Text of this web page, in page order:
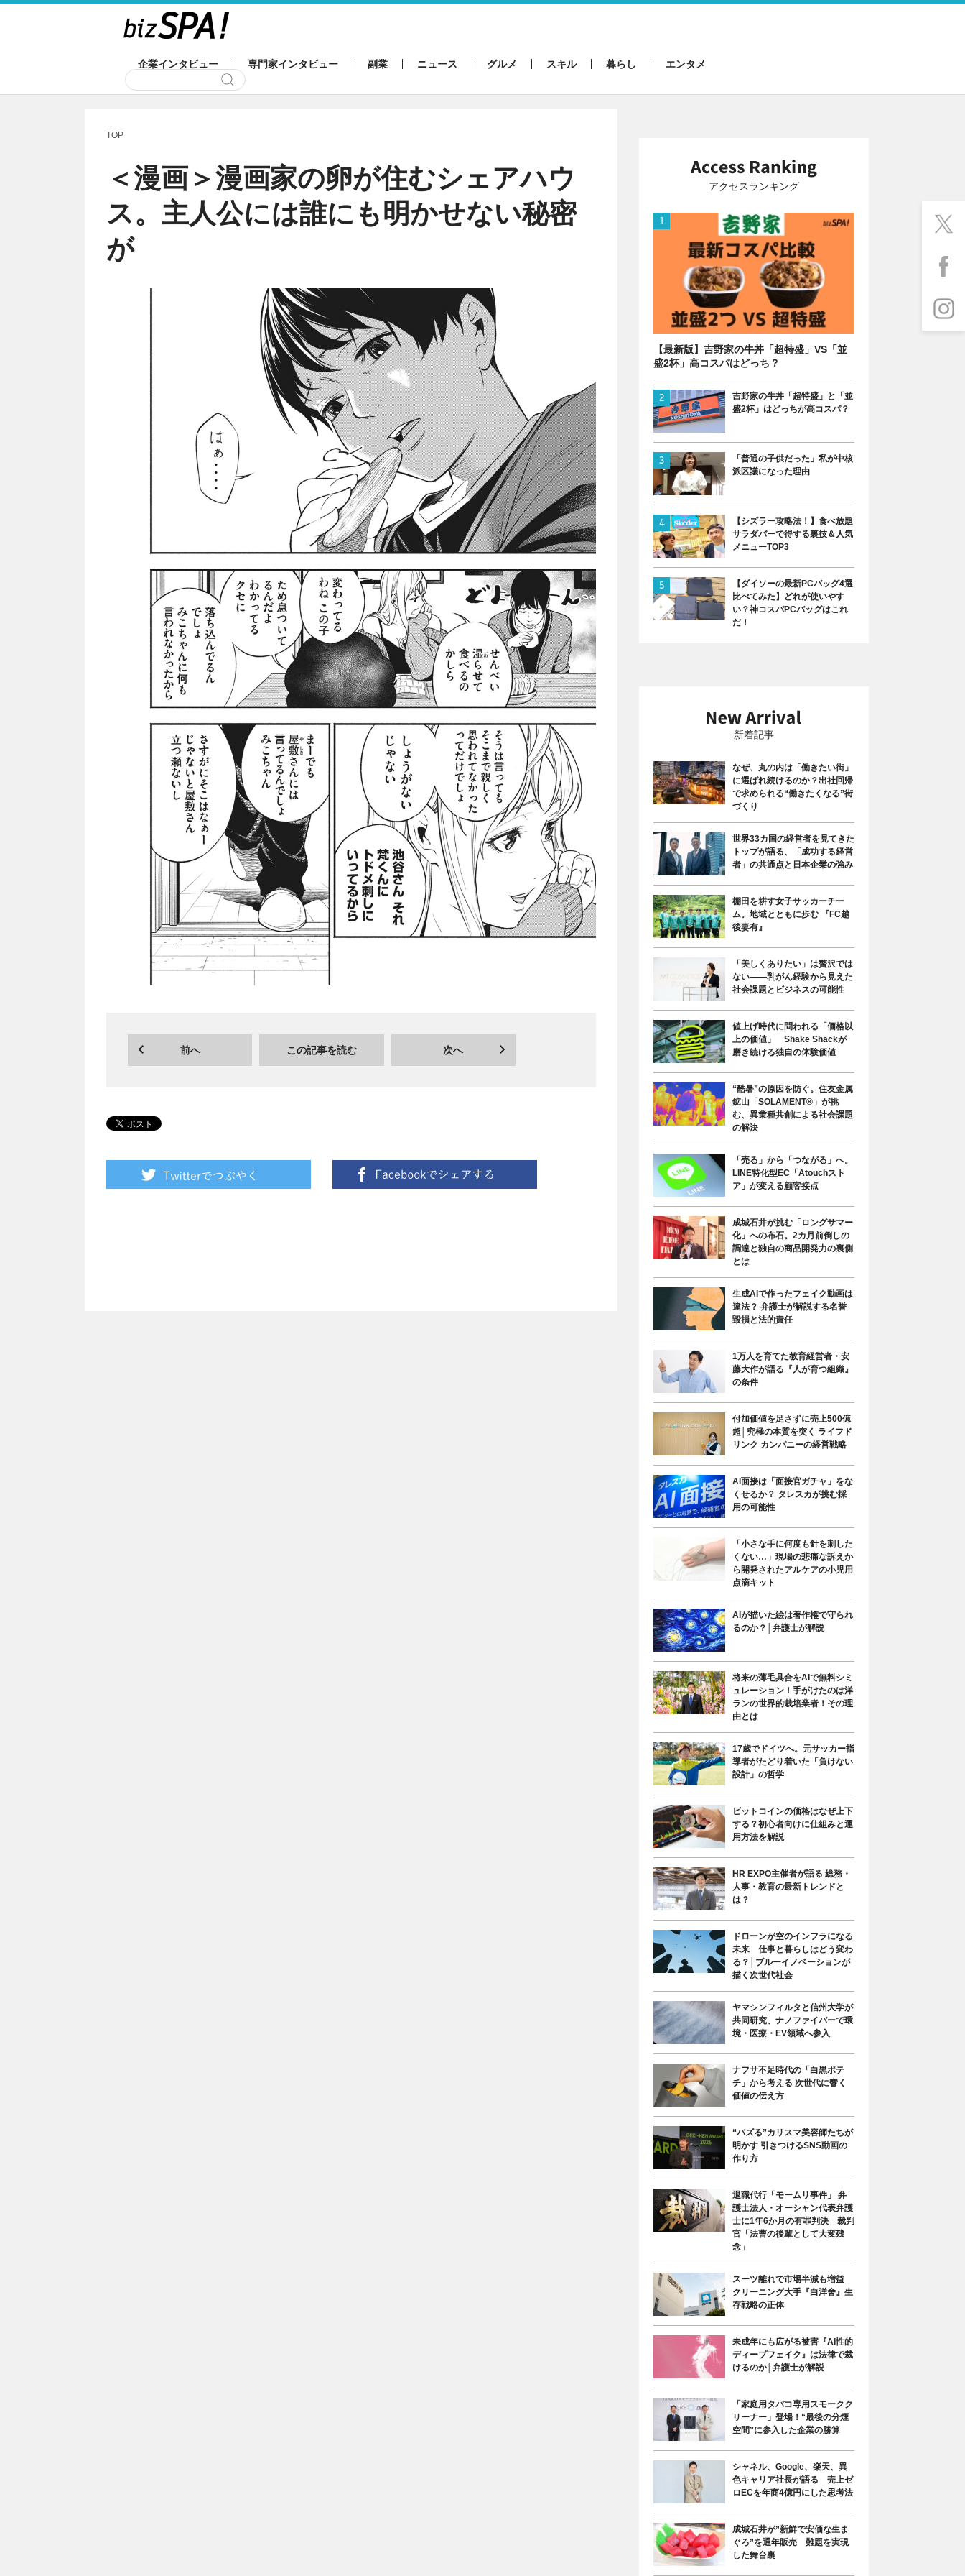
企業インタビュー 専門家インタビュー 副業 ニュース グルメ スキル 暮らし エンタメ
TOP
＜漫画＞漫画家の卵が住むシェアハウ
ス。主人公には誰にも明かせない秘密
が
前へ この記事を読む 次へ
アクセスランキング
【最新版】吉野家の牛丼「超特盛」VS「並
盛2杯」高コスパはどっち？
吉野家の牛丼「超特盛」と「並
盛2杯」はどっちが高コスパ？
「普通の子供だった」私が中核
派区議になった理由
【シズラー攻略法！】食べ放題
サラダバーで得する裏技＆人気
メニューTOP3
【ダイソーの最新PCバッグ4選
比べてみた】どれが使いやす
い？神コスパPCバッグはこれ
だ！
新着記事
なぜ、丸の内は「働きたい街」
に選ばれ続けるのか？出社回帰
で求められる“働きたくなる”街
づくり
世界33カ国の経営者を見てきた
トップが語る、「成功する経営
者」の共通点と日本企業の強み
棚田を耕す女子サッカーチー
ム。地域とともに歩む 『FC越
後妻有』
「美しくありたい」は贅沢では
ない――乳がん経験から見えた
社会課題とビジネスの可能性
値上げ時代に問われる「価格以
上の価値」 Shake Shackが
磨き続ける独自の体験価値
“酷暑”の原因を防ぐ。住友金属
鉱山「SOLAMENT®」が挑
む、異業種共創による社会課題
の解決
「売る」から「つながる」へ。
LINE特化型EC「Atouchスト
ア」が変える顧客接点
成城石井が挑む「ロングサマー
化」への布石。2カ月前倒しの
調達と独自の商品開発力の裏側
とは
生成AIで作ったフェイク動画は
違法？ 弁護士が解説する名誉
毀損と法的責任
1万人を育てた教育経営者・安
藤大作が語る『人が育つ組織』
の条件
付加価値を足さずに売上500億
超│究極の本質を突く ライフド
リンク カンパニーの経営戦略
AI面接は「面接官ガチャ」をな
くせるか？ タレスカが挑む採
用の可能性
「小さな手に何度も針を刺した
くない…」現場の悲痛な訴えか
ら開発されたアルケアの小児用
点滴キット
AIが描いた絵は著作権で守られ
るのか？│弁護士が解説
将来の薄毛具合をAIで無料シミ
ュレーション！手がけたのは洋
ランの世界的栽培業者！その理
由とは
17歳でドイツへ。元サッカー指
導者がたどり着いた「負けない
設計」の哲学
ビットコインの価格はなぜ上下
する？初心者向けに仕組みと運
用方法を解説
HR EXPO主催者が語る 総務・
人事・教育の最新トレンドと
は？
ドローンが空のインフラになる
未来 仕事と暮らしはどう変わ
る？│ブルーイノベーションが
描く次世代社会
ヤマシンフィルタと信州大学が
共同研究、ナノファイバーで環
境・医療・EV領域へ参入
ナフサ不足時代の「白黒ポテ
チ」から考える 次世代に響く
価値の伝え方
“バズる”カリスマ美容師たちが
明かす 引きつけるSNS動画の
作り方
退職代行「モームリ事件」 弁
護士法人・オーシャン代表弁護
士に1年6か月の有罪判決 裁判
官「法曹の後輩として大変残
念」
スーツ離れで市場半減も増益
クリーニング大手『白洋舍』生
存戦略の正体
未成年にも広がる被害『AI性的
ディープフェイク』は法律で裁
けるのか│弁護士が解説
「家庭用タバコ専用スモークク
リーナー」登場！“最後の分煙
空間”に参入した企業の勝算
シャネル、Google、楽天、異
色キャリア社長が語る 売上ゼ
ロECを年商4億円にした思考法
成城石井が”新鮮で安価な生ま
ぐろ”を通年販売 難題を実現
した舞台裏